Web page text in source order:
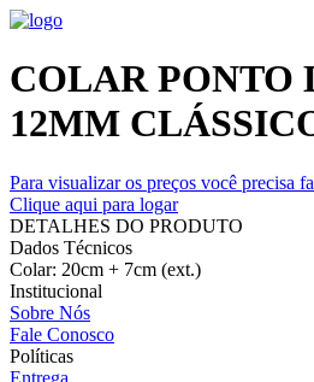
COLAR PONTO
12MM
Para visualizar os preços você precisa
Clique aqui para logar
DETALHES DO PRODUTO
Dados Técnicos
Colar: 20cm + 7cm (ext.)
Institucional
Sobre Nós
Fale Conosco
Políticas
Entrega